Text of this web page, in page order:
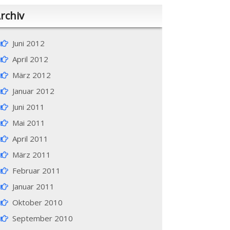
Juni 2012
April 2012
März 2012
Januar 2012
Juni 2011
Mai 2011
April 2011
März 2011
Februar 2011
Januar 2011
Oktober 2010
September 2010